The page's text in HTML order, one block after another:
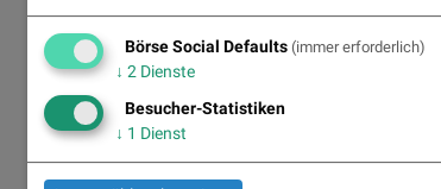
Börse Social Defaults (immer erforderlich)
↓ 2 Dienste
Besucher-Statistiken
↓ 1 Dienst